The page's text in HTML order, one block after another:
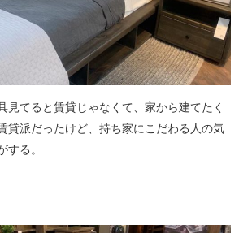
見てると賃貸じゃなくて、家から建てたく
貸派だったけど、持ち家にこだわる人の気
する。